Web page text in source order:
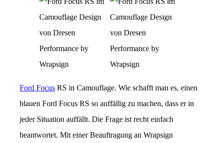
Ford Focus RS in Camouflage. Wie schafft man es, einen
blauen Ford Focus RS so auffällig zu machen, dass er in
jeder Situation auffällt. Die Frage ist recht einfach
beantwortet. Mit einer Beauftragung an Wrapsign